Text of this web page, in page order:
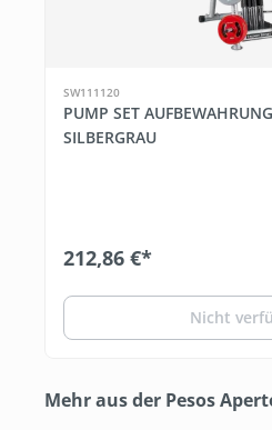
SW111120
PUMP SET
SILBERGRAU
212,86 €*
Nicht
Produktgalerie überspringen
Mehr aus der Pesos